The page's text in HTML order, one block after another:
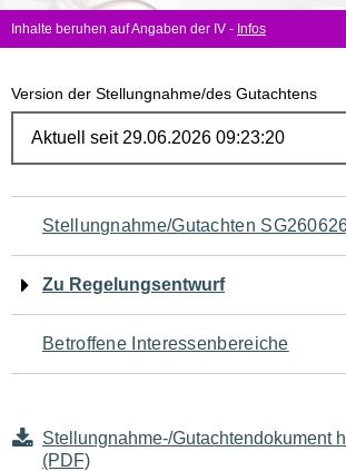
Inhalte beruhen auf Angaben der IV - Infos
Version der Stellungnahme/des Gutachtens
Navigation
für
den
Seiteninhalt
Stellungnahme/Gutachten
Zu Regelungsentwurf
Betroffene Interessenbereiche
Stellungnahme-/Gutachtendokument
(PDF)